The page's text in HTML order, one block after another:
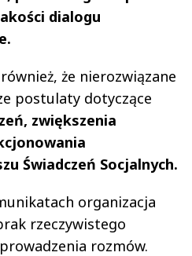
dialogu
że nierozwiązane
postulaty dotyczące
zwiększenia
Świadczeń Socjalnych.
organizacja
rzeczywistego
rozmów.